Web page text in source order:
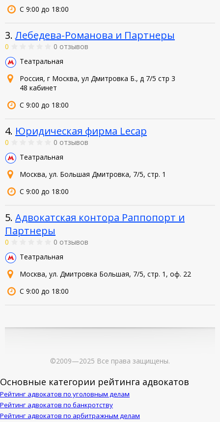
С 9:00 до 18:00
3.Лебедева-Романова и Партнеры
0
0 отзывов
Театральная
Россия, г Москва, ул Дмитровка Б., д 7/5 стр 3
48 кабинет
С 9:00 до 18:00
4. Юридическая фирма Lecap
0
0 отзывов
Театральная
Москва, ул. Большая Дмитровка, 7/5, стр. 1
С 9:00 до 18:00
5. Адвокатская контора Раппопорт и
Партнеры
0
0 отзывов
Театральная
Москва, ул. Дмитровка Большая, 7/5, стр. 1, оф. 22
С 9:00 до 18:00
©2009—2025 Все права защищены.
Основные категории рейтинга адвокатов
Рейтинг адвокатов по уголовным делам
Рейтинг адвокатов по банкротству
Рейтинг адвокатов по арбитражным делам